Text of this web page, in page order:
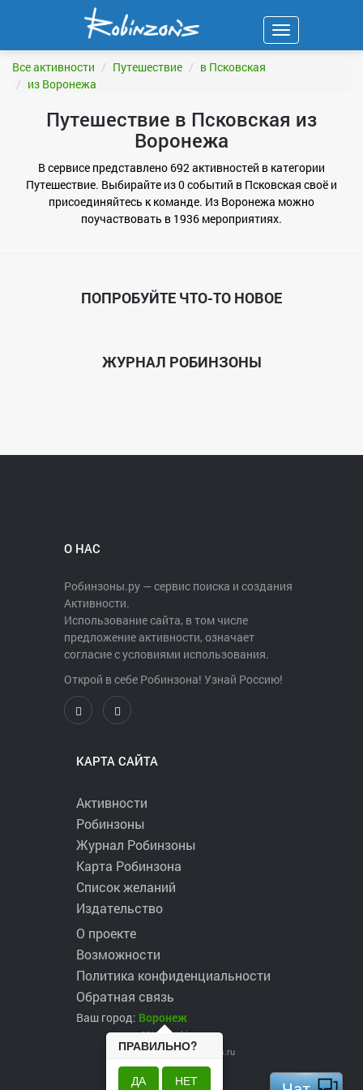
Навигация
Все активности Путешествие
в Псковская
из Воронежа
Путешествие в Псковская из
Воронежа
В сервисе представлено 692 активностей в категории
Путешествие. Выбирайте из 0 событий в Псковская своё и
присоединяйтесь к команде. Из Воронежа можно
поучаствовать в 1936 мероприятиях.
ПОПРОБУЙТЕ ЧТО-ТО НОВОЕ
ЖУРНАЛ РОБИНЗОНЫ
О НАС
Робинзоны.ру — сервис поиска и создания
Активности.
Использование сайта, в том числе
предложение активности, означает
согласие с условиями использования.
Открой в себе Робинзона! Узнай Россию!
КАРТА САЙТА
Активности
Робинзоны
Журнал Робинзоны
Карта Робинзона
Список желаний
Издательство
О проекте
Возможности
Политика конфиденциальности
Обратная связь
Ваш город: Воронеж
ПРАВИЛЬНО?
ДА НЕТ
2017 ©robinzons.ru
robinzons@robinzons.ru